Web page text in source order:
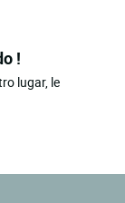
!
lugar, le